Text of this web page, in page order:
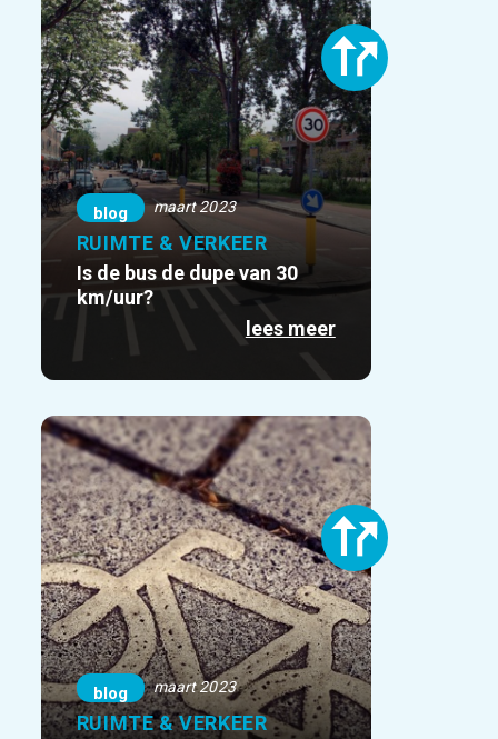
blog maart 2023
RUIMTE & VERKEER
Is de bus de dupe van 30
km/uur?
lees meer
blog maart 2023
RUIMTE & VERKEER